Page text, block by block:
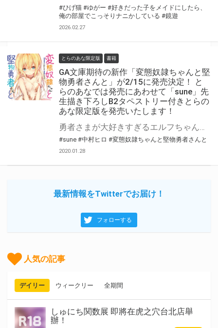
#ひげ猫 #ゆがー #好きだった子をメイドにしたら、
俺の部屋でこっそりナニかしている #鏡遊
2026.02.27
とらのあな限定版 書籍
GA文庫期待の新作「変態奴隷ちゃんと堅
物勇者さんと」が2/15に発売決定！ と
らのあなでは発売にあわせて「sune」先
生描き下ろしB2タペストリー付きとらの
あな限定版を発売いたします！
#sune #中村ヒロ #変態奴隷ちゃんと堅物勇者さんと
2020.01.28
最新情報をTwitterでお届け！
フォローする
人気の記事
デイリー ウィークリー 全期間
しゅにち関数展 即將在虎之穴台北店舉
辦！